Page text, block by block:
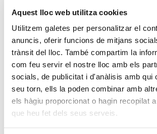
Aquest lloc web utilitza cookies
Utilitzem galetes per personalitzar el
anuncis, oferir funcions de mitjans
trànsit del lloc. També compartim la
com feu servir el nostre lloc amb els
socials, de publicitat i d'anàlisis amb qui
seu torn, ells la poden combinar amb
els hàgiu proporcionat o hagin recopilat
que heu fet dels seus serveis.
Ángela Cervantes se acerca a
de las mujeres de Marialar
Omella: “El papa Francisco se
más pobres”
SIGUE LEYENDO